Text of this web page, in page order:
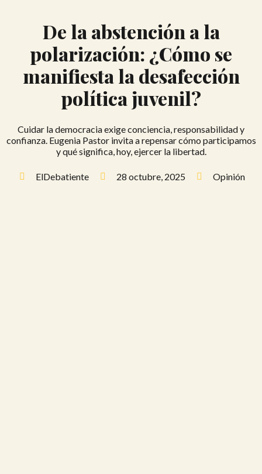
De la abstención a la
polarización: ¿Cómo se
manifiesta la desafección
política juvenil?
Cuidar la democracia exige conciencia, responsabilidad y
confianza. Eugenia Pastor invita a repensar cómo participamos
y qué significa, hoy, ejercer la libertad.
ElDebatiente 28 octubre, 2025 Opinión